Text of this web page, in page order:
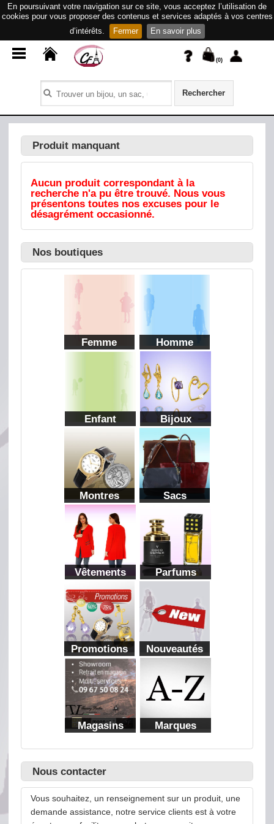
En poursuivant votre navigation sur ce site, vous acceptez l’utilisation de
cookies pour vous proposer des contenus et services adaptés à vos centres
d’intérêts.
Fermer En savoir plus
(0)
Rechercher
Produit manquant
Aucun produit correspondant à la
recherche n'a pu être trouvé. Nous vous
présentons toutes nos excuses pour le
désagrément occasionné.
Nos boutiques
Femme Homme
Enfant Bijoux
Montres Sacs
Vêtements Parfums
Promotions Nouveautés
Magasins Marques
Nous contacter
Vous souhaitez, un renseignement sur un produit, une
demande assistance, notre service clients est à votre